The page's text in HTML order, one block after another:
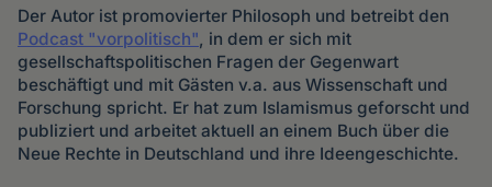
Der Autor ist promovierter Philosoph und betreibt den
Podcast "vorpolitisch" , in dem er sich mit
gesellschaftspolitischen Fragen der Gegenwart
beschäftigt und mit Gästen v.a. aus Wissenschaft und
Forschung spricht. Er hat zum Islamismus geforscht und
publiziert und arbeitet aktuell an einem Buch über die
Neue Rechte in Deutschland und ihre Ideengeschichte.